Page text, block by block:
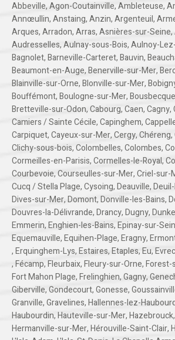
Abbeville,Agon-Coutainville,Ambleteuse,
Annœullin,Anstaing,Anzin,Argenteuil,
Arques,Arradon,Arras,Asnières-sur-Seine,
Audresselles,Aulnay-sous-Bois,Aulnoy-
Bagnolet,Barneville-Carteret,Bauvin,
Beaumont-en-Auge,Benerville-sur-Mer,
Blainville-sur-Orne,Blonville-sur-Mer,
Bouffémont,Boulogne-sur-Mer,Bousbecque
Bretteville-sur-Odon,Cabourg,Caen,Cagny,
Camiers / Sainte Cécile,Capinghem,
Carpiquet,Cayeux-sur-Mer,Cergy,Chéreng,
Clichy-sous-bois,Colombelles,Colombes,
Cormeilles-en-Parisis,Cormelles-le-Royal,
Courbevoie,Courseulles-sur-Mer,Criel-sur-
Cucq / Stella Plage,Cysoing,Deauville,
Dives-sur-Mer,Domont,Donville-les-Bains,
Douvres-la-Délivrande,Drancy,Dugny,
Emmerin,Enghien-les-Bains,Epinay-sur-
Equemauville,Equihen-Plage,Eragny,
,Erquinghem-Lys,Estaires,Etaples,Eu,
,Fécamp,Fleurbaix,Fleury-sur-Orne,Forest-
Fort Mahon Plage,Frelinghien,Gagny,
Giberville,Gondecourt,Gonesse,
Granville,Gravelines,Hallennes-lez-
Haubourdin,Hauteville-sur-Mer,Hazebrouck,
Hermanville-sur-Mer,Hérouville-Saint-Clair,